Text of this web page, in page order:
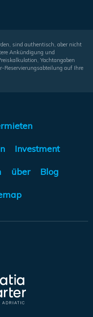
sind authentisch, aber nicht
Ankündigung und
Yachtangaben
Reservierungsabteilung auf Ihre
Investment
über Blog